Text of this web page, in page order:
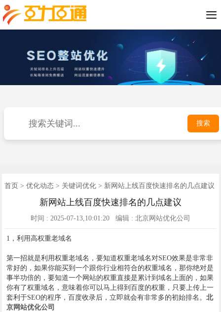

搜索
首页 > 优化动态> 关键词优化> 新网站上线百度快速排名的几点建议
新网站上线百度快速排名的几点建议
时间 : 2025-07-13,10:01:20 编辑 : 北京网站优化公司
1，利用高权重老域名
第一招就是利用权重老域名，要知道权重老域名对SEO效果是非常非
常好的，如果你能买到一个跟你行业相符合的权重域名，那你绝对是
事半功倍的，要知道一个网站的权重直接是累计到域名上面的，如果
你有了权重域名，意味着你可以马上得到百度的权重，只要上传上一
套利于SEO的程序，百度收录后，立即就会有非常多的初始排名。北
京网站优化公司